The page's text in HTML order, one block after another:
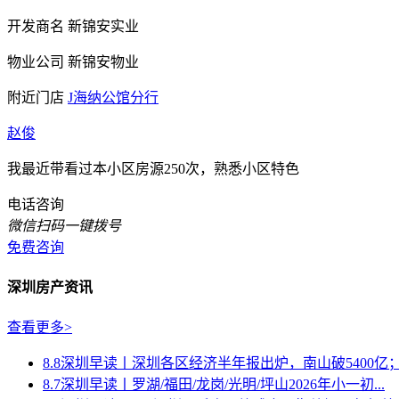
开发商名 新锦安实业
物业公司 新锦安物业
附近门店 J海纳公馆分行
赵俊
我最近带看过本小区房源250次，熟悉小区特色
电话咨询
微信扫码一键拨号
免费咨询
深圳房产资讯
查看更多>
8.8深圳早读丨深圳各区经济半年报出炉，南山破5400亿
8.7深圳早读丨罗湖/福田/龙岗/光明/坪山2026年小一初...